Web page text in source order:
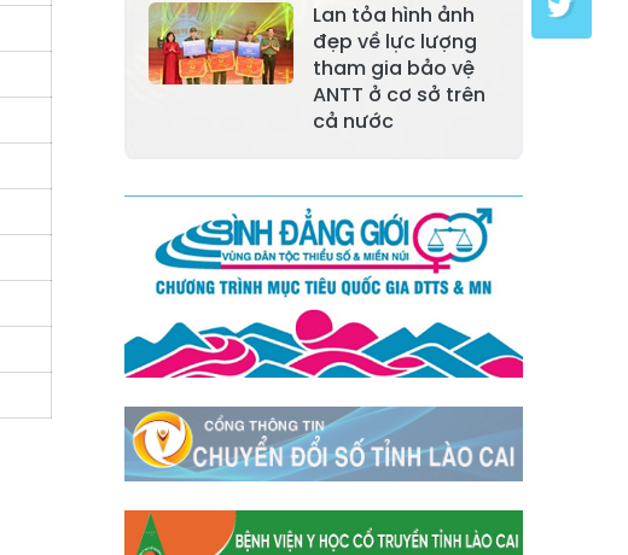
Xã Trấn Yên
Xã Hưng
Khánh
Xã Việt Hồng
Xã Hợp Thành
Xã Phong Hải
Xã Xuân
Xã Bảo Thắng
Xã Tằng Loỏng
Xã Gia Phú
Xã Mường
Hum
Xã Dền Sáng
Xã Y Tý
Xã A Mú Sung
Xã Trịnh Tường
Xã Nậm Chày
Lan tỏa hình ảnh
đẹp về lực lượng
tham gia bảo vệ
ANTT ở cơ sở trên
cả nước